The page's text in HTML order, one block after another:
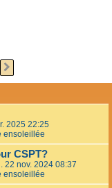
h
r
2025 22:25
ensoleillée
CSPT?
22 nov. 2024 08:37
ensoleillée